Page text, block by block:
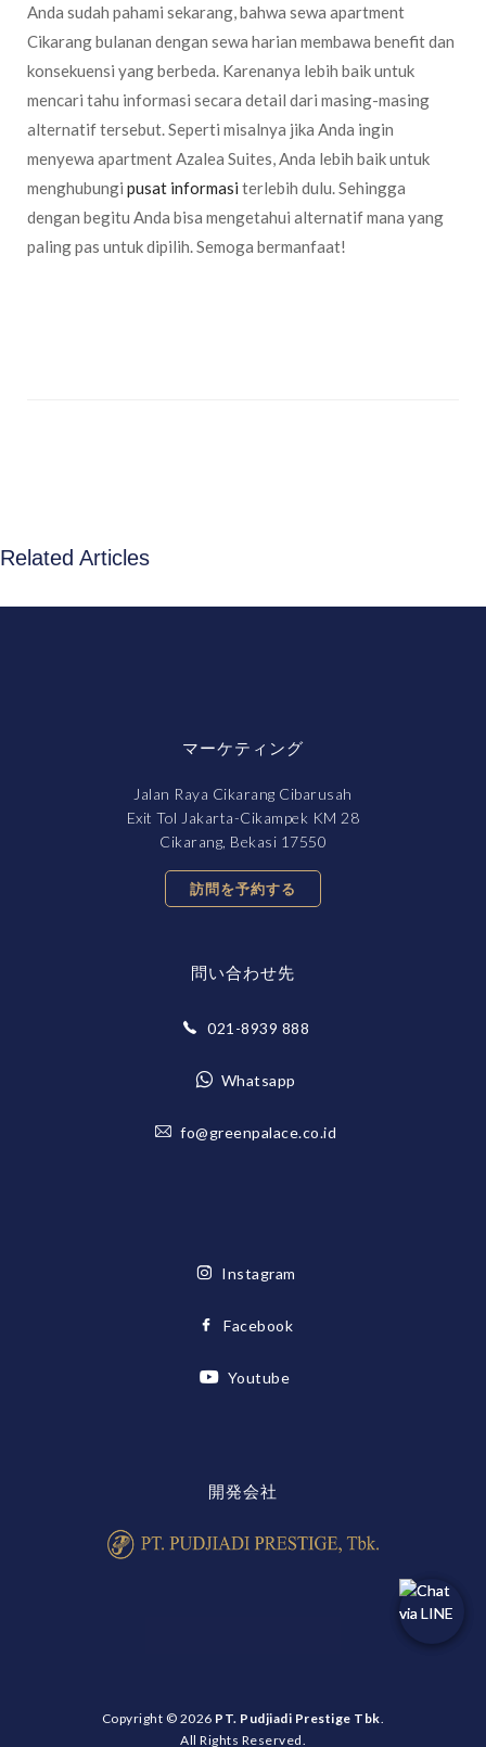
Anda sudah pahami sekarang, bahwa sewa apartment
Cikarang bulanan dengan sewa harian membawa benefit dan
konsekuensi yang berbeda. Karenanya lebih baik untuk
mencari tahu informasi secara detail dari masing-masing
alternatif tersebut. Seperti misalnya jika Anda ingin
menyewa apartment Azalea Suites, Anda lebih baik untuk
menghubungi pusat informasi terlebih dulu. Sehingga
dengan begitu Anda bisa mengetahui alternatif mana yang
paling pas untuk dipilih. Semoga bermanfaat!
Related Articles
マーケティング
Jalan Raya Cikarang Cibarusah
Exit Tol Jakarta-Cikampek KM 28
Cikarang, Bekasi 17550
訪問を予約する
問い合わせ先
021-8939 888
Whatsapp
fo@greenpalace.co.id
Instagram
Facebook
Youtube
開発会社
Copyright © 2026 PT. Pudjiadi Prestige Tbk.
All Rights Reserved.